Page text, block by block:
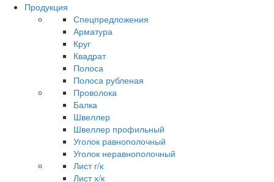
Продукция
Спецпредложения
Арматура
Круг
Квадрат
Полоса
Полоса рубленая
Проволока
Балка
Швеллер
Швеллер профильный
Уголок равнополочный
Уголок неравнополочный
Лист г/к
Лист х/к